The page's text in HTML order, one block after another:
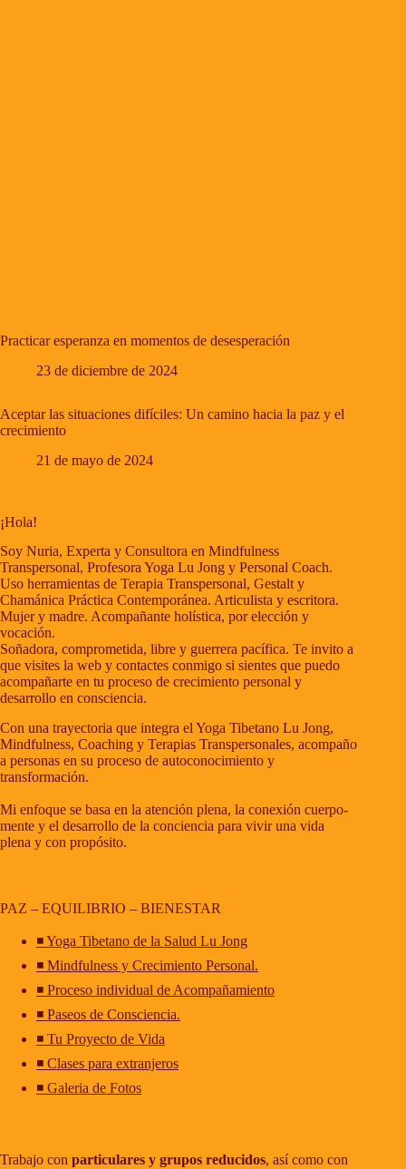
Practicar esperanza en momentos de desesperación
23 de diciembre de 2024
Aceptar las situaciones difíciles: Un camino hacia la paz y el
crecimiento
21 de mayo de 2024
¡Hola!
Soy Nuria, Experta y Consultora en Mindfulness
Transpersonal, Profesora Yoga Lu Jong y Personal Coach.
Uso herramientas de Terapia Transpersonal, Gestalt y
Chamánica Práctica Contemporánea. Articulista y escritora.
Mujer y madre. Acompañante holística, por elección y
vocación.
Soñadora, comprometida, libre y guerrera pacífica. Te invito a
que visites la web y contactes conmigo si sientes que puedo
acompañarte en tu proceso de crecimiento personal y
desarrollo en consciencia.
Con una trayectoria que integra el Yoga Tibetano Lu Jong,
Mindfulness, Coaching y Terapias Transpersonales, acompaño
a personas en su proceso de autoconocimiento y
transformación.
Mi enfoque se basa en la atención plena, la conexión cuerpo-
mente y el desarrollo de la conciencia para vivir una vida
plena y con propósito.
PAZ – EQUILIBRIO – BIENESTAR
◾ Yoga Tibetano de la Salud Lu Jong
◾ Mindfulness y Crecimiento Personal.
◾ Proceso individual de Acompañamiento
◾ Paseos de Consciencia.
◾ Tu Proyecto de Vida
◾ Clases para extranjeros
◾ Galeria de Fotos
Trabajo con particulares y grupos reducidos, así como con